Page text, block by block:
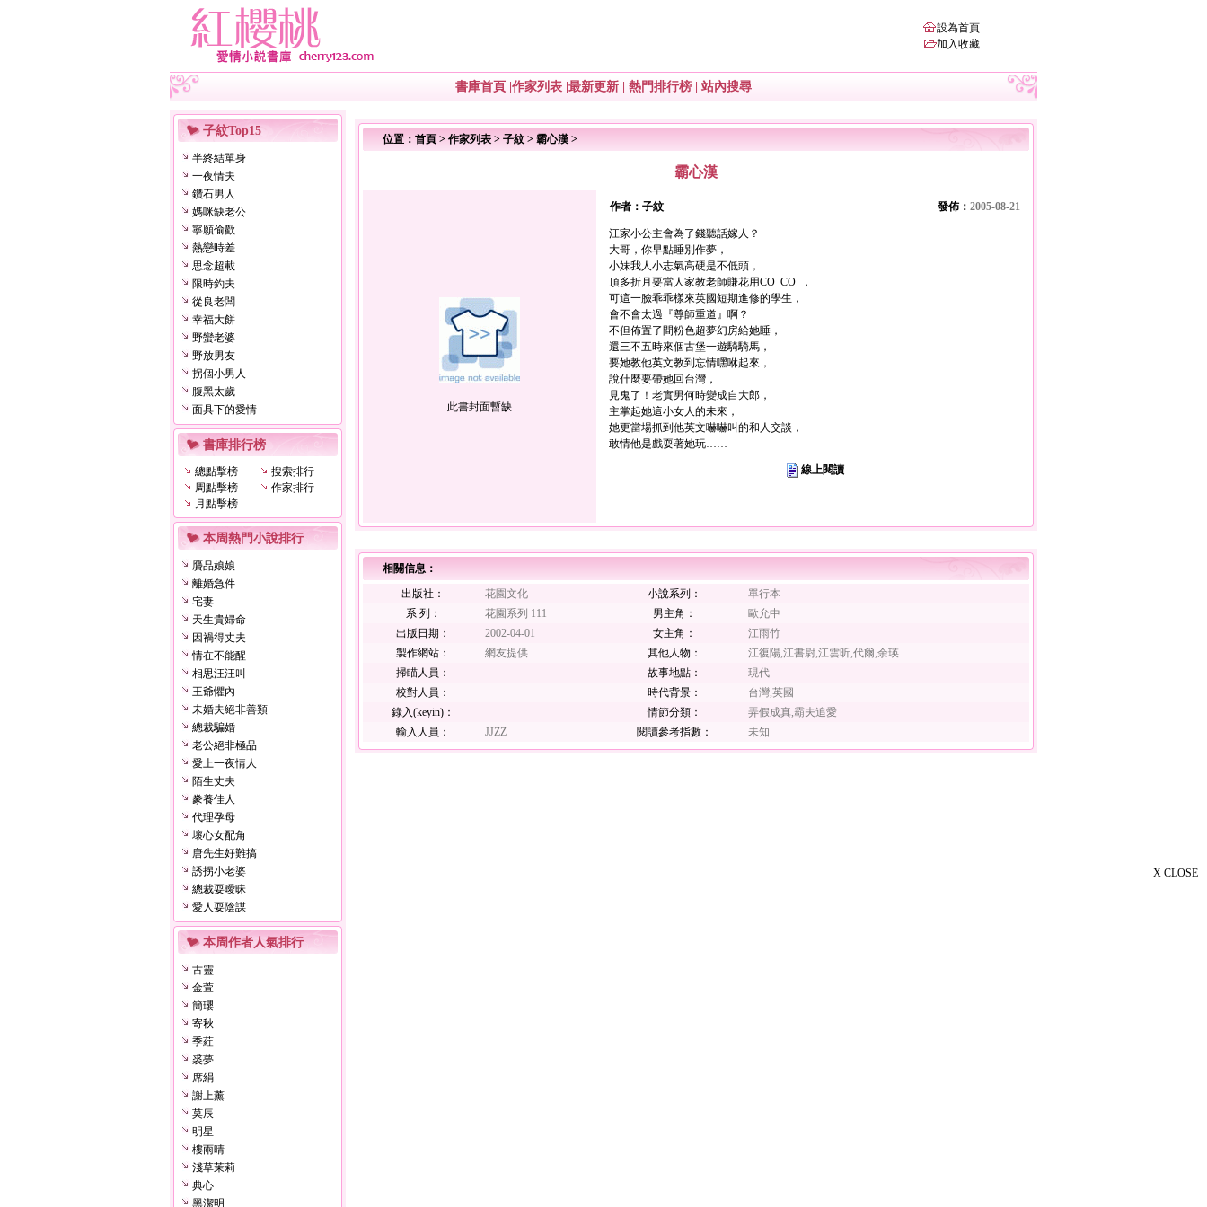
X CLOSE
設為首頁
加入收藏
書庫首頁 作家列表 最新更新 熱門排行榜 站內搜尋
子紋Top15
半終結單身
一夜情夫
鑽石男人
媽咪缺老公
寧願偷歡
熱戀時差
思念超載
限時釣夫
從良老闆
幸福大餅
野蠻老婆
野放男友
拐個小男人
腹黑太歲
面具下的愛情
書庫排行榜
總點擊榜
搜索排行
周點擊榜
作家排行
月點擊榜
本周熱門小說排行
贗品娘娘
離婚急件
宅妻
天生貴婦命
因禍得丈夫
情在不能醒
相思汪汪叫
王爺懼內
未婚夫絕非善類
總裁騙婚
老公絕非極品
愛上一夜情人
陌生丈夫
豢養佳人
代理孕母
壞心女配角
唐先生好難搞
誘拐小老婆
總裁耍曖昧
愛人耍陰謀
本周作者人氣排行
古靈
金萱
簡瓔
寄秋
季葒
裘夢
席絹
謝上薰
莫辰
明星
樓雨晴
淺草茉莉
典心
黑潔明
位置： 首頁 > 作家列表 > 子紋 > 霸心漢 >
霸心漢
此書封面暫缺
作者： 子紋 發佈： 2005-08-21
江家小公主會為了錢聽話嫁人？
大哥，你早點睡別作夢，
小妹我人小志氣高硬是不低頭，
頂多折月要當人家教老師賺花用CO CO ，
可這一臉乖乖樣來英國短期進修的學生，
會不會太過『尊師重道』啊？
不但佈置了間粉色超夢幻房給她睡，
還三不五時來個古堡一遊騎騎馬，
要她教他英文教到忘情嘿咻起來，
說什麼要帶她回台灣，
見鬼了！老實男何時變成自大郎，
主掌起她這小女人的未來，
她更當場抓到他英文嚇嚇叫的和人交談，
敢情他是戲耍著她玩……
線上閱讀
相關信息：
出版社：
花園文化 小說系列：
單行本
系 列：
花園系列 111 男主角：
歐允中
出版日期：
2002-04-01 女主角：
江雨竹
製作網站：
網友提供 其他人物：
江復陽,江書尉,江雲昕,代爾,余瑛
掃瞄人員：
故事地點：
現代
校對人員：
時代背景：
台灣,英國
錄入(keyin)：
情節分類：
弄假成真,霸夫追愛
輸入人員：
JJZZ 閱讀參考指數： 未知